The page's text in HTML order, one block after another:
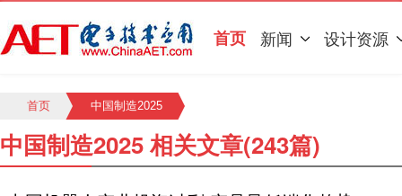
首页 新闻 设计资源
首页 中国制造2025
中国制造2025 相关文章(243篇)